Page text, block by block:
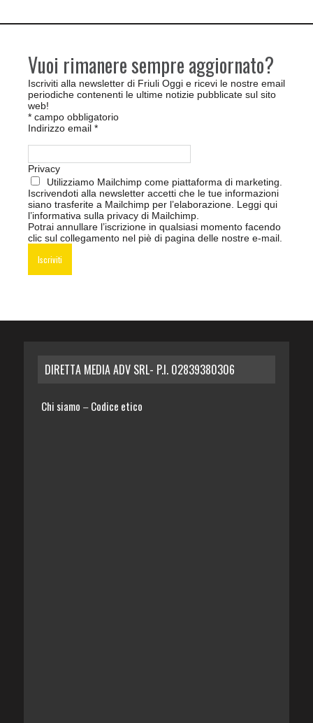
Vuoi rimanere sempre aggiornato?
Iscriviti alla newsletter di Friuli Oggi e ricevi le nostre email
periodiche contenenti le ultime notizie pubblicate sul sito
web!
* campo obbligatorio
Indirizzo email *
Privacy
Utilizziamo Mailchimp come piattaforma di marketing.
Iscrivendoti alla newsletter accetti che le tue informazioni
siano trasferite a Mailchimp per l’elaborazione. Leggi qui
l’informativa sulla privacy di Mailchimp
Potrai annullare l’iscrizione in qualsiasi momento facendo
clic sul collegamento nel piè di pagina delle nostre e-mail.
DIRETTA MEDIA ADV SRL- P.I. 02839380306
Chi siamo – Codice etico